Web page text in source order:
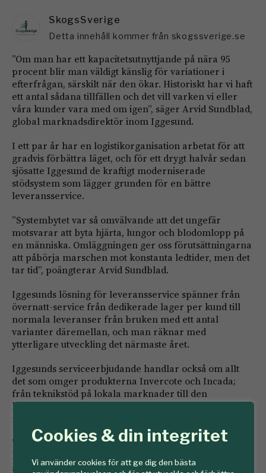
Cookies & din integritet
Vi använder cookies för att ge dig den bästa
SkogsSverige
Detta innehåll kommer från skogssverige.se
”Om man har ett kapacitetsutnyttjande på nära 95
procent blir man väldigt känslig för variationer i
efterfrågan, särskilt när den ökar. Historiskt har vi haft
ett antal sådana tillfällen och det vill varken vi eller
våra kunder vara med om igen”, säger Arvid Sundblad,
global marknadsdirektör inom Iggesund.
I ett par år har en logistikorganisation arbetat för att
gradvis förbättra läget, och för ett drygt halvår sedan
sjösatte Iggesund de kraftigt moderniserade
stödsystem som lägger grunden för en bättre
leveransservice.
”Systembytet var så omvälvande att det ungefär
motsvarar att byta hjärta, lungor och blodomlopp på
en människa. Omläggningen ger oss förutsättningarna
att påbörja marschen mot konstanta ledtider, men det
tar tid”, poängterar Arvid Sundblad.
Iggesunds lösning för leveransservice spänner från
övernatt-service från dedikerade lager per kund till
normala leveranser från bruken med ett antal
varianter däremellan, och man räknar med
ytterligare utveckling det närmaste året.
Iggesunds serviceerbjudande handlar också om allt
det som omger produkterna Invercote och Incada;
från teknikstöd på lokala marknader till den
kartongkunskap företaget erbjuder genom olika
referensverk.
”Vi vill inte bara att kunderna ska köpa vår kartong.
För oss är det också viktigt att de får ut mesta möjliga
av den. All vår dokumentation, tillsammans med en